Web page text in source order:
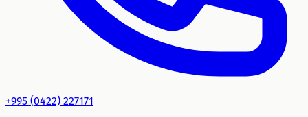
+995 (0422) 227171